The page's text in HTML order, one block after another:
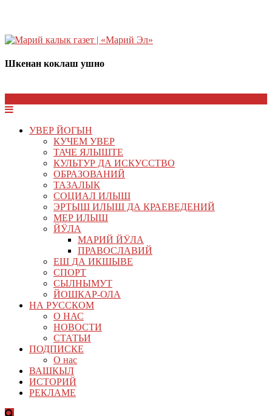
Шкенан коклаш ушно
УВЕР ЙОГЫН
КУЧЕМ УВЕР
ТАЧЕ ЯЛЫШТЕ
КУЛЬТУР ДА ИСКУССТВО
ОБРАЗОВАНИЙ
ТАЗАЛЫК
СОЦИАЛ ИЛЫШ
ЭРТЫШ ИЛЫШ ДА КРАЕВЕДЕНИЙ
МЕР ИЛЫШ
ЙӰЛА
МАРИЙ ЙӰЛА
ПРАВОСЛАВИЙ
ЕШ ДА ИКШЫВЕ
СПОРТ
СЫЛНЫМУТ
ЙОШКАР-ОЛА
НА РУССКОМ
О НАС
НОВОСТИ
СТАТЬИ
ПОДПИСКЕ
О нас
ВАШКЫЛ
ИСТОРИЙ
РЕКЛАМЕ